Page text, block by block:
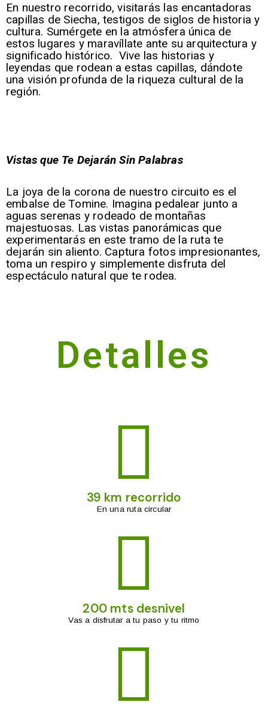
En nuestro recorrido, visitarás las encantadoras
capillas de Siecha, testigos de siglos de historia y
cultura. Sumérgete en la atmósfera única de
estos lugares y maravíllate ante su arquitectura y
significado histórico. Vive las historias y
leyendas que rodean a estas capillas, dándote
una visión profunda de la riqueza cultural de la
región.
Vistas que Te Dejarán Sin Palabras
La joya de la corona de nuestro circuito es el
embalse de Tomine. Imagina pedalear junto a
aguas serenas y rodeado de montañas
majestuosas. Las vistas panorámicas que
experimentarás en este tramo de la ruta te
dejarán sin aliento. Captura fotos impresionantes,
toma un respiro y simplemente disfruta del
espectáculo natural que te rodea.
Detalles
39 km recorrido
En una ruta circular
200 mts desnivel
Vas a disfrutar a tu paso y tu ritmo